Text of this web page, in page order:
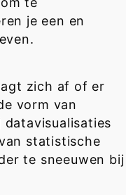
je een en
zich af of er
vorm van
statistische
te sneeuwen bij